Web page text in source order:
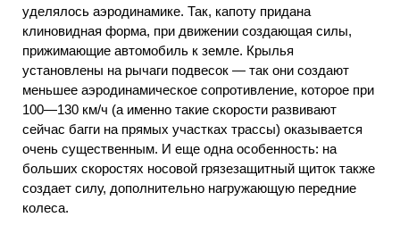
уделялось аэродинамике. Так, капоту придана
клиновидная форма, при движении создающая силы,
прижимающие автомобиль к земле. Крылья
установлены на рычаги подвесок — так они создают
меньшее аэродинамическое сопротивление, которое при
100—130 км/ч (а именно такие скорости развивают
сейчас багги на прямых участках трассы) оказывается
очень существенным. И еще одна особенность: на
больших скоростях носовой грязезащитный щиток также
создает силу, дополнительно нагружающую передние
колеса.